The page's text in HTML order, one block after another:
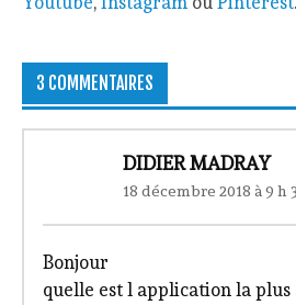
3 COMMENTAIRES
DIDIER MADRAY
18 décembre 2018 à 9 h
Bonjour
quelle est l application la